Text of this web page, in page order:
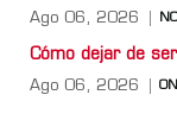
Ago 06, 2026
Cómo dejar de
Ago 06, 2026